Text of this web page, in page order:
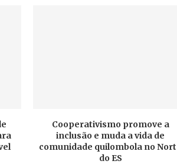
Cooperativismo promove a
inclusão e muda a vida de
comunidade quilombola no
do ES